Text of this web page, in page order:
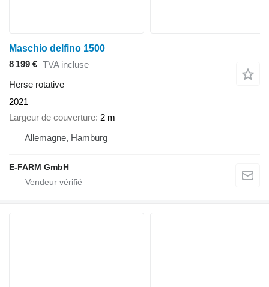
Maschio delfino 1500
8 199 € TVA incluse
Herse rotative
2021
Largeur de couverture 2 m
Allemagne, Hamburg
E-FARM GmbH